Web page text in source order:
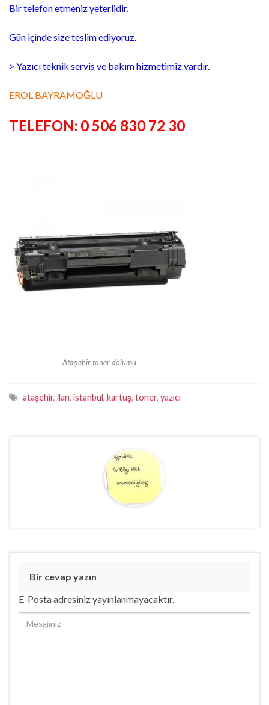
Bir telefon etmeniz yeterlidir.
Gün içinde size teslim ediyoruz.
> Yazıcı teknik servis ve bakım hizmetimiz vardır.
EROL BAYRAMOĞLU
TELEFON: 0 506 830 72 30
Ataşehir toner dolumu
ataşehir, ilan, istanbul, kartuş, toner, yazıcı
Bir cevap yazın
E-Posta adresiniz yayınlanmayacaktır.